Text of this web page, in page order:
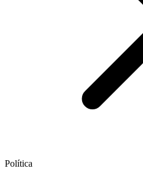
Política